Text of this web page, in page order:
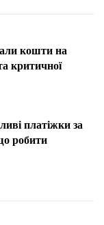
кошти на
критичної
платіжки за
робити